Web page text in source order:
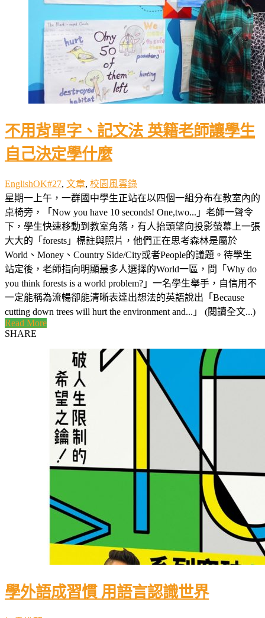
不用背單字、記文法 英籍老師讓學生
自己決定學什麼
EnglishOK#27, 文章, 校園風雲錄
星期一上午，一群國中學生正站在以四個一組分布在教室內的
桌椅旁，「Now you have 10 seconds! One,two...」老師一聲令
下，學生快速移動到教室角落，有人抬頭望向投影螢幕上一張
大大的「forests」標註與照片，他們正在思考森林是屬於
World、Money、Country Side/City或者People的議題。待學生
站定後，老師指向明顯最多人選擇的World一區，問「Why do
you think forests is a world problem?」一名學生舉手，自信用不
一定能稱為流暢卻能清晰表達出想法的英語說出「Because
cutting down trees will hurt the environment and...」 (閱讀全文...)
Read More
SHARE
學外語成習慣 用語言認識世界